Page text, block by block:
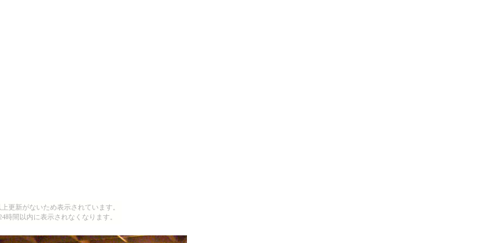
更新がないため表示されています。
時間以内に表示されなくなります。